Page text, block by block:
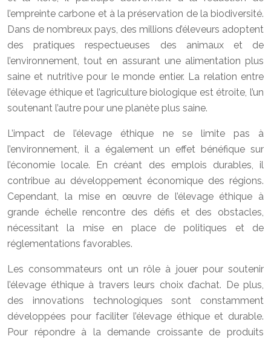
l’empreinte carbone et à la préservation de la biodiversité.
Dans de nombreux pays, des millions d’éleveurs adoptent
des pratiques respectueuses des animaux et de
l’environnement, tout en assurant une alimentation plus
saine et nutritive pour le monde entier. La relation entre
l’élevage éthique et l’agriculture biologique est étroite, l’un
soutenant l’autre pour une planète plus saine.
L’impact de l’élevage éthique ne se limite pas à
l’environnement, il a également un effet bénéfique sur
l’économie locale. En créant des emplois durables, il
contribue au développement économique des régions.
Cependant, la mise en œuvre de l’élevage éthique à
grande échelle rencontre des défis et des obstacles,
nécessitant la mise en place de politiques et de
réglementations favorables.
Les consommateurs ont un rôle à jouer pour soutenir
l’élevage éthique à travers leurs choix d’achat. De plus,
des innovations technologiques sont constamment
développées pour faciliter l’élevage éthique et durable.
Pour répondre à la demande croissante de produits